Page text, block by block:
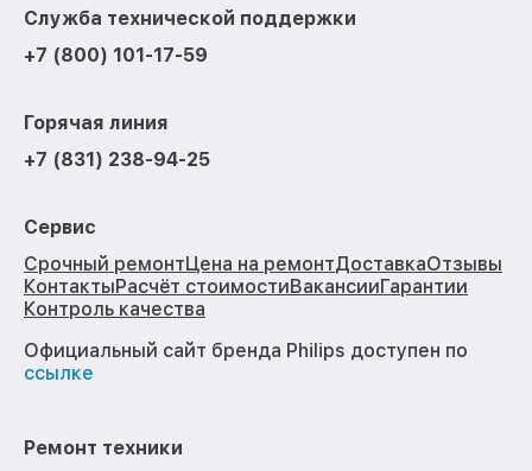
Служба технической поддержки
+7 (800) 101-17-59
Горячая линия
+7 (831) 238-94-25
Сервис
Срочный ремонтЦена на ремонтДоставкаОтзывы
КонтактыРасчёт стоимостиВакансииГарантии
Контроль качества
Официальный сайт бренда Philips доступен по
ссылке
Ремонт техники